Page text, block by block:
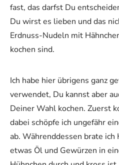
fast, das darfst Du
Du wirst es lieben und das
Erdnuss-Nudeln mit
kochen sind.
Ich habe hier übrigens ganz
verwendet, Du kannst aber
Deiner Wahl kochen. Zuerst
dabei schöpfe ich ungefähr
ab. Währenddessen brate
etwas Öl und Gewürzen in